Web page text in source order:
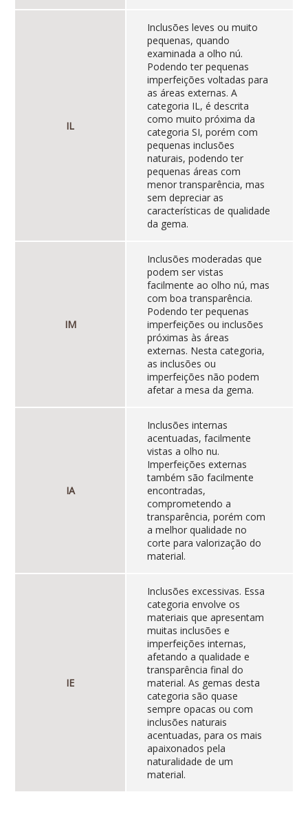
IL
Inclusões leves ou muito
pequenas, quando
examinada a olho nú.
Podendo ter pequenas
imperfeições voltadas para
as áreas externas. A
categoria IL, é descrita
como muito próxima da
categoria SI, porém com
pequenas inclusões
naturais, podendo ter
pequenas áreas com
menor transparência, mas
sem depreciar as
características de qualidade
da gema.
IM
Inclusões moderadas que
podem ser vistas
facilmente ao olho nú, mas
com boa transparência.
Podendo ter pequenas
imperfeições ou inclusões
próximas às áreas
externas. Nesta categoria,
as inclusões ou
imperfeições não podem
afetar a mesa da gema.
IA
Inclusões internas
acentuadas, facilmente
vistas a olho nu.
Imperfeições externas
também são facilmente
encontradas,
comprometendo a
transparência, porém com
a melhor qualidade no
corte para valorização do
material.
IE
Inclusões excessivas. Essa
categoria envolve os
materiais que apresentam
muitas inclusões e
imperfeições internas,
afetando a qualidade e
transparência final do
material. As gemas desta
categoria são quase
sempre opacas ou com
inclusões naturais
acentuadas, para os mais
apaixonados pela
naturalidade de um
material.